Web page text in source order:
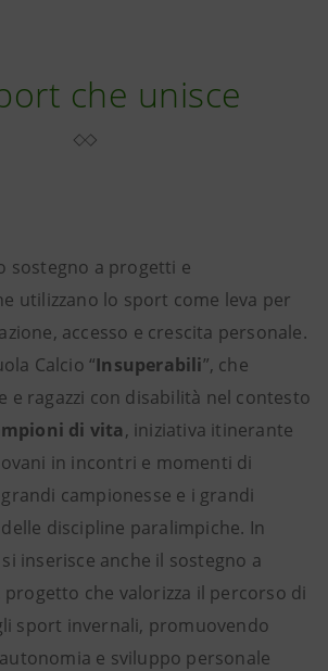
che unisce
sostegno a progetti e
utilizzano lo sport come leva per
accesso e crescita personale.
Calcio “Insuperabili”, che
e ragazzi con disabilità nel contesto
di vita, iniziativa itinerante
in incontri e momenti di
campionesse e i grandi
discipline paralimpiche. In
inserisce anche il sostegno a
progetto che valorizza il percorso di
sport invernali, promuovendo
e sviluppo personale